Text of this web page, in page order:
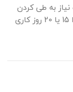
به طی کردن
چندین مرحله است که حدودا 15 یا 20 روز کاری